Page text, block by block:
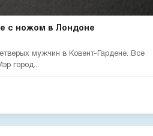
с ножом в Лондоне
мужчин в Ковент-Гардене. Все
город...